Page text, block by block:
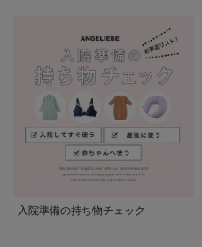
入院準備の持ち物チェック